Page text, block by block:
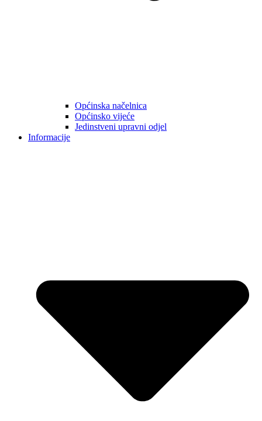
Općinska načelnica
Općinsko vijeće
Jedinstveni upravni odjel
Informacije